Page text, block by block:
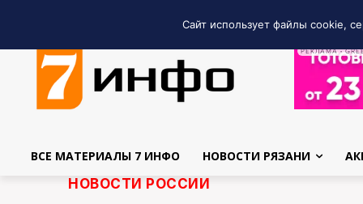
РЕКЛАМА •
ВСЕ МАТЕРИАЛЫ 7 ИНФО НОВОСТИ РЯЗАНИ
НОВОСТИ РОССИИ
Сайт использует файлы cookie,